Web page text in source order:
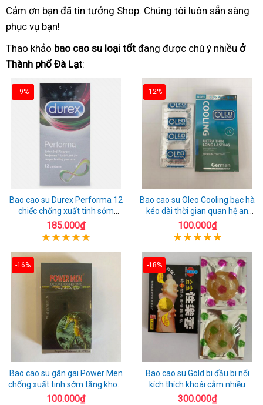
Cảm ơn bạn đã tin tưởng Shop. Chúng tôi luôn sẵn sàng
phục vụ bạn!
Thao khảo bao cao su loại tốt đang được chú ý nhiều ở
Thành phố Đà Lạt:
-9%
Bao cao su Durex Performa 12
chiếc chống xuất tinh sớm
chuẩn Thái Lan
185.000₫
-12%
Bao cao su Oleo Cooling bạc hà
kéo dài thời gian quan hệ an
toàn
100.000₫
-16%
Bao cao su gân gai Power Men
chống xuất tinh sớm tăng khoái
cảm
100.000₫
-18%
Bao cao su Gold bi đầu bi nổi
kích thích khoái cảm nhiều
300.000₫